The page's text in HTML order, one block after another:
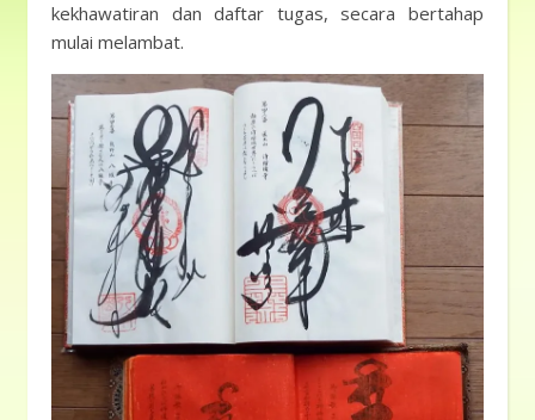
kekhawatiran dan daftar tugas, secara bertahap
mulai melambat.